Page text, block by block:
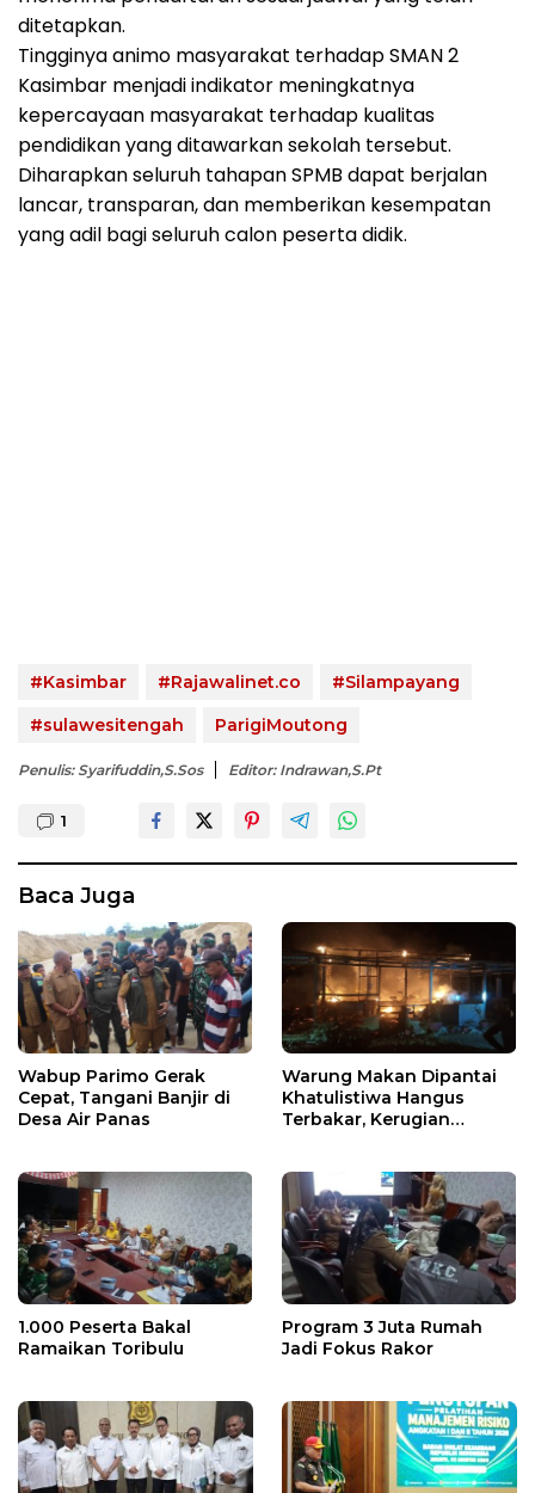
ditetapkan.
Tingginya animo masyarakat terhadap SMAN 2
Kasimbar menjadi indikator meningkatnya
kepercayaan masyarakat terhadap kualitas
pendidikan yang ditawarkan sekolah tersebut.
Diharapkan seluruh tahapan SPMB dapat berjalan
lancar, transparan, dan memberikan kesempatan
yang adil bagi seluruh calon peserta didik.
#Kasimbar #Rajawalinet.co
#Silampayang
#sulawesitengah
ParigiMoutong
Penulis: Syarifuddin,S.Sos Editor: Indrawan,S.Pt
1
Baca Juga
Wabup Parimo Gerak
Cepat, Tangani Banjir di
Desa Air Panas
Warung Makan Dipantai
Khatulistiwa Hangus
Terbakar, Kerugian
1.000 Peserta Bakal
Ramaikan Toribulu
Program 3 Juta Rumah
Jadi Fokus Rakor